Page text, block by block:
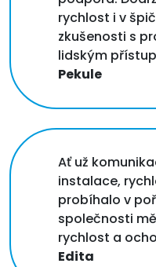
rychlost i v
zkušenosti s
lidským
Pekule
Ať už
instalace,
probíhalo v
společnosti
rychlost a
Edita